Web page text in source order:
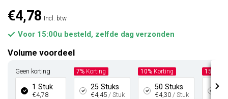
€4,78 Incl. btw
Voor 15:00u besteld, zelfde dag verzonden
Volume voordeel
Geen korting
1 Stuk
€4,78
7% Korting
25 Stuks
€4,45 / Stuk
10% Korting
50 Stuks
€4,30 / Stuk
15%